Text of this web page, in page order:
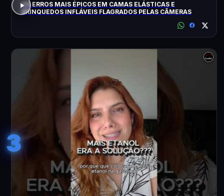
OS ERROS MAIS ÉPICOS EM CAMAS ELÁSTICAS E
BRINQUEDOS INFLÁVEIS FLAGRADOS PELAS CÂMERAS
3